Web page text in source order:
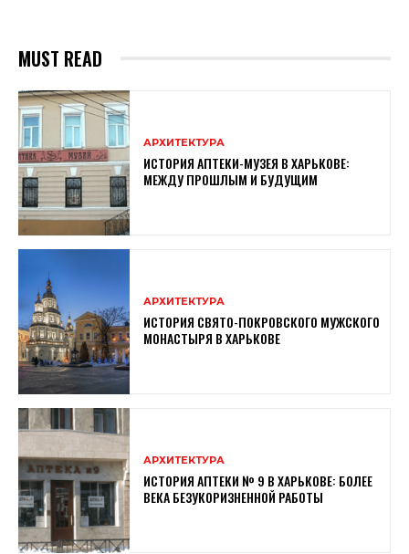
MUST READ
АРХИТЕКТУРА
ИСТОРИЯ АПТЕКИ-МУЗЕЯ В ХАРЬКОВЕ:
МЕЖДУ ПРОШЛЫМ И БУДУЩИМ
АРХИТЕКТУРА
ИСТОРИЯ СВЯТО-ПОКРОВСКОГО МУЖСКОГО
МОНАСТЫРЯ В ХАРЬКОВЕ
АРХИТЕКТУРА
ИСТОРИЯ АПТЕКИ № 9 В ХАРЬКОВЕ: БОЛЕЕ
ВЕКА БЕЗУКОРИЗНЕННОЙ РАБОТЫ